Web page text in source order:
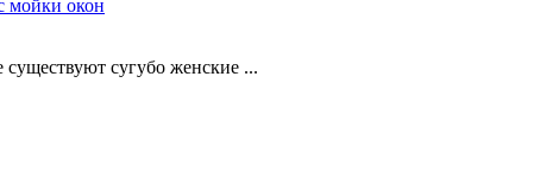
мойки окон
сугубо женские ...